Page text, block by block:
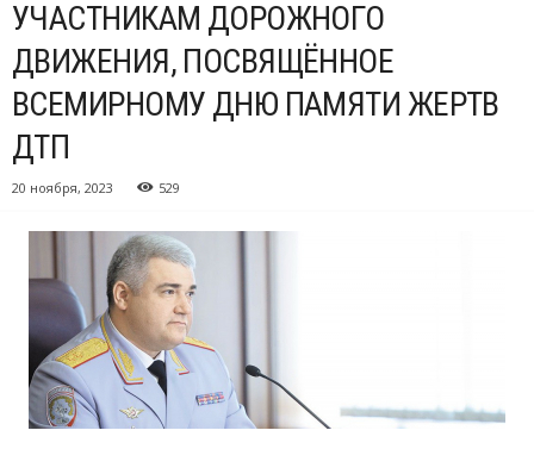
УЧАСТНИКАМ ДОРОЖНОГО
ДВИЖЕНИЯ, ПОСВЯЩЁННОЕ
ВСЕМИРНОМУ ДНЮ ПАМЯТИ ЖЕРТВ
ДТП
20 ноября, 2023 529